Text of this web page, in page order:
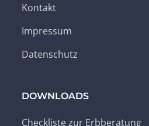
Kontakt
Impressum
Datenschutz
DOWNLOADS
Checkliste zur Erbberatung